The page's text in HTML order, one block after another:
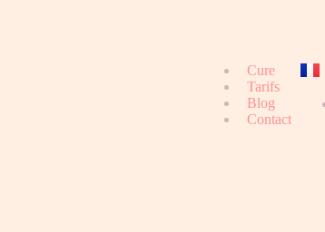
Cure
Tarifs
Blog
Contact